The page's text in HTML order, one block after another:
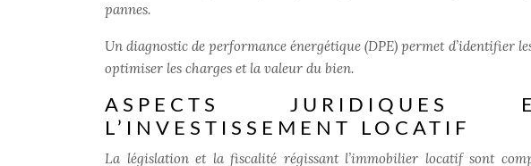
pannes.
Un diagnostic de performance énergétique (DPE) permet d’identifier
optimiser les charges et la valeur du bien.
ASPECTS
L’INVESTISSEMENT LOCATIF
La législation et la fiscalité régissant l’immobilier locatif sont